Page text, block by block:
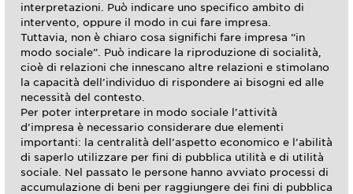
interpretazioni. Può indicare uno specifico ambito di
intervento, oppure il modo in cui fare impresa.
Tuttavia, non è chiaro cosa significhi fare impresa “in
modo sociale”. Può indicare la riproduzione di socialità,
cioè di relazioni che innescano altre relazioni e stimolano
la capacità dell’individuo di rispondere ai bisogni ed alle
necessità del contesto.
Per poter interpretare in modo sociale l’attività
d’impresa è necessario considerare due elementi
importanti: la centralità dell’aspetto economico e l’abilità
di saperlo utilizzare per fini di pubblica utilità e di utilità
sociale. Nel passato le persone hanno avviato processi di
accumulazione di beni per raggiungere dei fini di pubblica